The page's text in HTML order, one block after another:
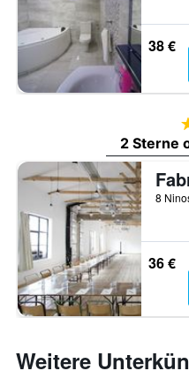
38 €
2 Sterne
36 €
Weitere